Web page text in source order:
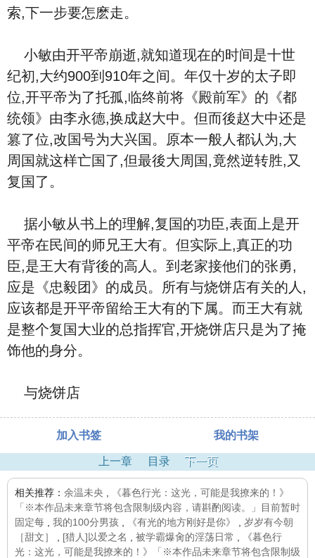
索,下一步要怎麽走。
小敏由开平帝崩逝,就知道现在的时间是十世
纪初,大约900到910年之间。年仅十岁的太子即
位,开平帝为了托孤,临终前将《殿前军》的《都
统领》由李永德,换成赵大中。但而後赵大中还是
篡了位,改国号为大兴国。原本一般人都认为,大
周国就这样亡国了,但最後大周国,竟然逆转胜,又
复国了。
据小敏从书上的理解,复国的功臣,表面上是开
平帝在民间的师兄王大有。但实际上,真正的功
臣,是王大有背後的高人。到老家接他们的张勇,
应是《忠毅团》的成员。所有与烧饼店有关的人,
应该都是开平帝留给王大有的下属。而王大有就
是整个复国大业的总指挥官,开烧饼店只是为了掩
饰他的身分。
与烧饼店
加入书签 我的书架
上一章 目录 下一页
相关推荐： 余温未央
《暮色行光：这光，可能是我撩来的！》
「※本作品未来章节将包含限制级内容，请斟酌阅读。」目前暂时
固定每
我的100分男孩 《有光的地方刚好是你》
岁岁有今朝
［甜文］
[猎人]以爱之名 被学霸爆肏的淫荡日常
《暮色行
光：这光，可能是我撩来的！》「※本作品未来章节将包含限制级